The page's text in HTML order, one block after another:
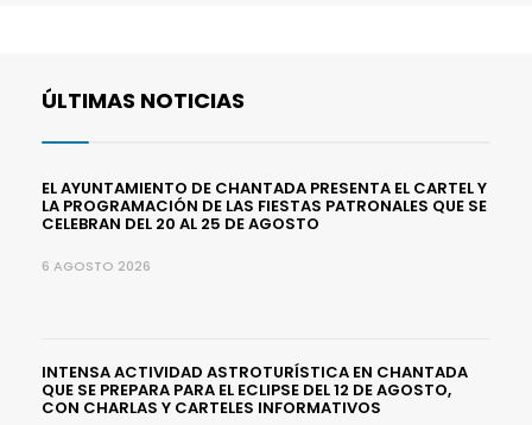
ÚLTIMAS NOTICIAS
EL AYUNTAMIENTO DE CHANTADA PRESENTA EL CARTEL Y
LA PROGRAMACIÓN DE LAS FIESTAS PATRONALES QUE SE
CELEBRAN DEL 20 AL 25 DE AGOSTO
6 AGOSTO 2026
INTENSA ACTIVIDAD ASTROTURÍSTICA EN CHANTADA
QUE SE PREPARA PARA EL ECLIPSE DEL 12 DE AGOSTO,
CON CHARLAS Y CARTELES INFORMATIVOS